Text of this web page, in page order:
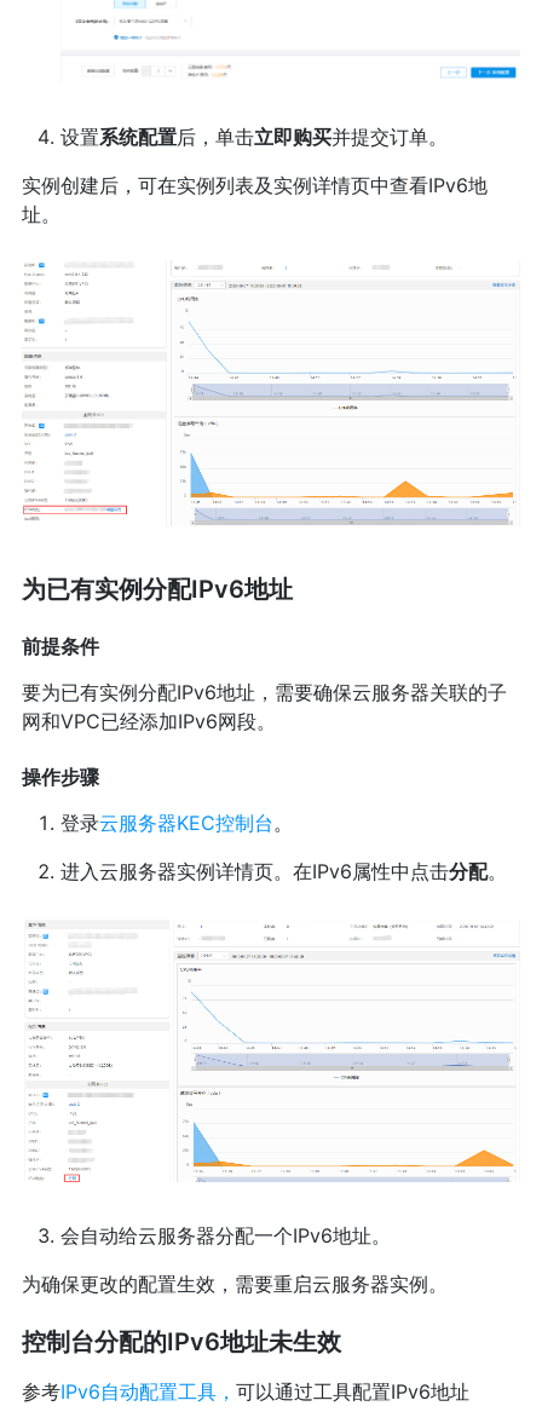
设置系统配置后，单击立即购买并提交订单。
实例创建后，可在实例列表及实例详情页中查看IPv6地
址。
为已有实例分配IPv6地址
前提条件
要为已有实例分配IPv6地址，需要确保云服务器关联的子
网和VPC已经添加IPv6网段。
操作步骤
登录云服务器KEC控制台。
进入云服务器实例详情页。在IPv6属性中点击分配。
会自动给云服务器分配一个IPv6地址。
为确保更改的配置生效，需要重启云服务器实例。
控制台分配的IPv6地址未生效
参考IPv6自动配置工具， 可以通过工具配置IPv6地址